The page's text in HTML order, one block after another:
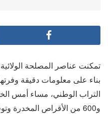
تمكنت عناصر المصلحة
بناء على معلومات دقيقة